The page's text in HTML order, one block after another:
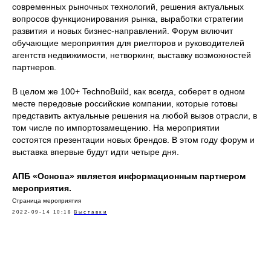
современных рыночных технологий, решения актуальных
вопросов функционирования рынка, выработки стратегии
развития и новых бизнес-направлений. Форум включит
обучающие мероприятия для риелторов и руководителей
агентств недвижимости, нетворкинг, выставку возможностей
партнеров.
В целом же 100+ TechnoBuild, как всегда, соберет в одном
месте передовые российские компании, которые готовы
представить актуальные решения на любой вызов отрасли, в
том числе по импортозамещению. На мероприятии
состоятся презентации новых брендов. В этом году форум и
выставка впервые будут идти четыре дня.
АПБ «Основа» является информационным партнером
мероприятия.
Страница мероприятия
2022-09-14 10:18 Выставки